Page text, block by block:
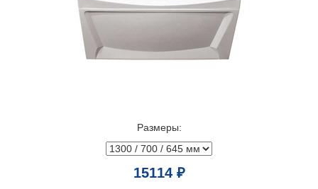
Размеры:
15114 ₽